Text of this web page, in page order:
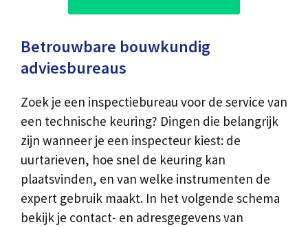
Betrouwbare bouwkundig
adviesbureaus
Zoek je een inspectiebureau voor de service van
een technische keuring? Dingen die belangrijk
zijn wanneer je een inspecteur kiest: de
uurtarieven, hoe snel de keuring kan
plaatsvinden, en van welke instrumenten de
expert gebruik maakt. In het volgende schema
bekijk je contact- en adresgegevens van